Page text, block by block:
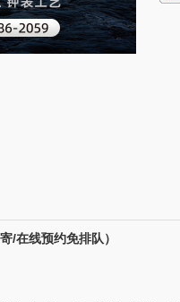
/在线预约免排队）